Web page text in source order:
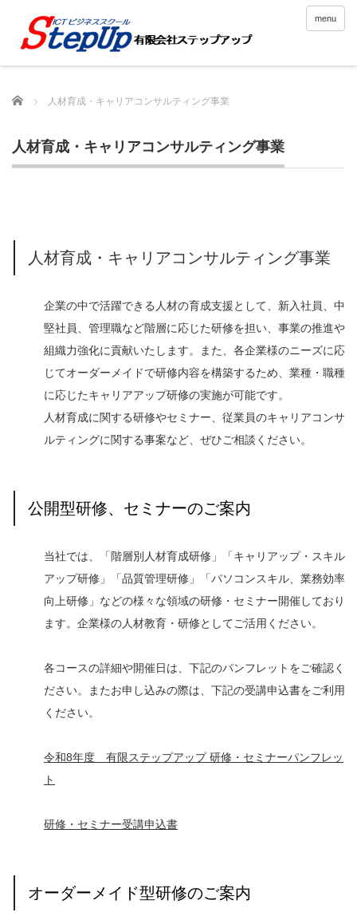
menu
Home 人材育成・キャリアコンサルティング事業
人材育成・キャリアコンサルティング事業
人材育成・キャリアコンサルティング事業
企業の中で活躍できる人材の育成支援として、新入社員、中
堅社員、管理職など階層に応じた研修を担い、事業の推進や
組織力強化に貢献いたします。また、各企業様のニーズに応
じてオーダーメイドで研修内容を構築するため、業種・職種
に応じたキャリアアップ研修の実施が可能です。
人材育成に関する研修やセミナー、従業員のキャリアコンサ
ルティングに関する事案など、ぜひご相談ください。
公開型研修、セミナーのご案内
当社では、「階層別人材育成研修」「キャリアップ・スキル
アップ研修」「品質管理研修」「パソコンスキル、業務効率
向上研修」などの様々な領域の研修・セミナー開催しており
ます。企業様の人材教育・研修としてご活用ください。
各コースの詳細や開催日は、下記のパンフレットをご確認く
ださい。またお申し込みの際は、下記の受講申込書をご利用
ください。
令和8年度 有限ステップアップ 研修・セミナーパンフレッ
ト
研修・セミナー受講申込書
オーダーメイド型研修のご案内